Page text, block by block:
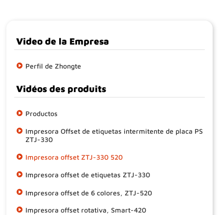
Video de la Empresa
Perfil de Zhongte
Vidéos des produits
Productos
Impresora Offset de etiquetas intermitente de placa PS
ZTJ-330
Impresora offset ZTJ-330 520
Impresora offset de etiquetas ZTJ-330
Impresora offset de 6 colores, ZTJ-520
Impresora offset rotativa, Smart-420